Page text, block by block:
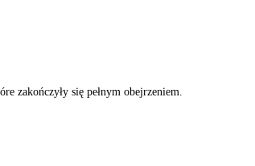
zakończyły się pełnym obejrzeniem.